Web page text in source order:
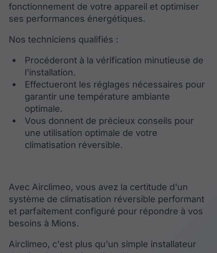
fonctionnement de votre appareil et optimiser
ses performances énergétiques.
Nos techniciens qualifiés :
Procéderont à la vérification minutieuse de
l'installation.
Effectueront les réglages nécessaires pour
garantir une température ambiante
optimale.
Vous donnent de précieux conseils pour
une utilisation optimale de votre
climatisation réversible.
Avec Airclimeo, vous avez la certitude d'un
système de climatisation réversible performant
et parfaitement configuré pour répondre à vos
besoins à Mions.
Airclimeo, c'est plus qu'un simple installateur